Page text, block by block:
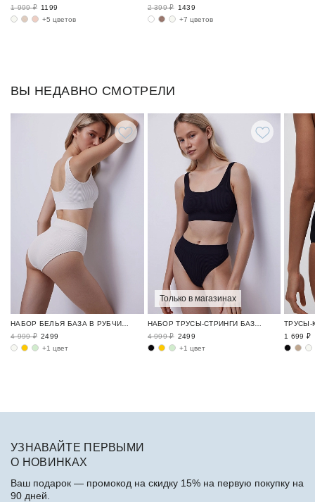
1 999 ₽ 1199
+5 цветов
2 399 ₽ 1439
+7 цветов
ВЫ НЕДАВНО СМОТРЕЛИ
4 999 ₽ 2499
+1 цвет
Только в магазинах
4 999 ₽ 2499
+1 цвет
1 699 ₽
УЗНАВАЙТЕ ПЕРВЫМИ
О НОВИНКАХ
Ваш подарок — промокод на скидку 15% на первую покупку на
90 дней.